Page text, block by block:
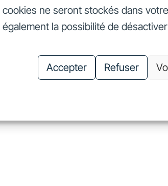
cookies ne seront stockés dans
également la possibilité de
Accepter Refuser
Nous finançons
Nous finançons
Investisseurs
Investisseurs
Nos